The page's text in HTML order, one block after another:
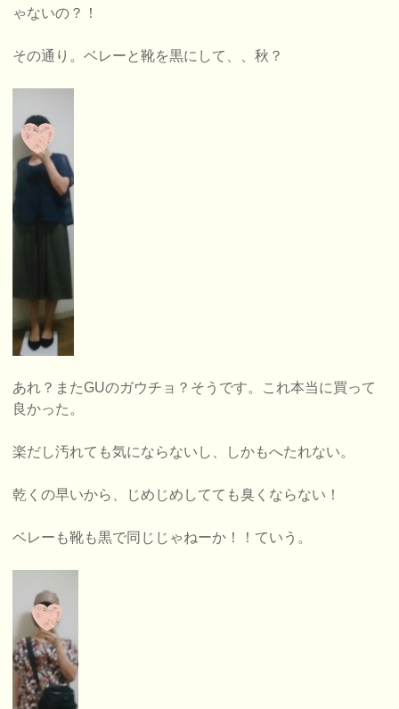
ゃないの？！
その通り。ベレーと靴を黒にして、、秋？
あれ？またGUのガウチョ？そうです。これ本当に買って
良かった。
楽だし汚れても気にならないし、しかもへたれない。
乾くの早いから、じめじめしてても臭くならない！
ベレーも靴も黒で同じじゃねーか！！ていう。